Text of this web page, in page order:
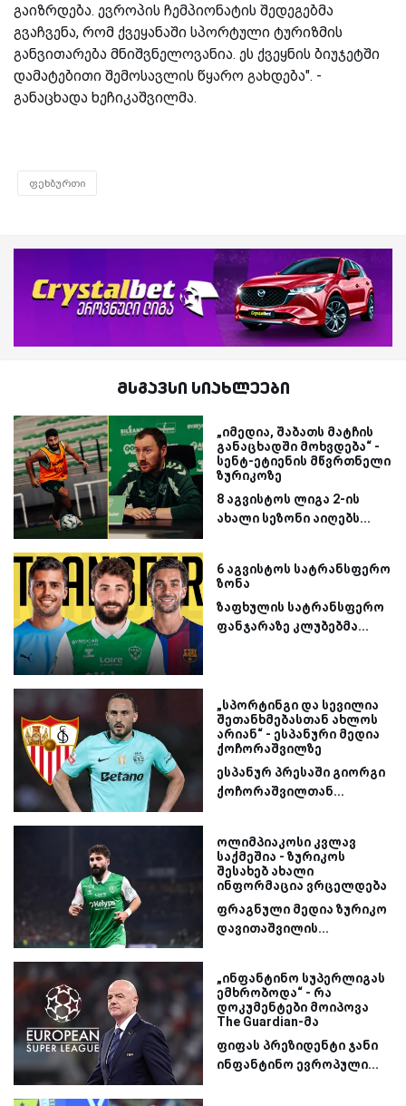
გაიზრდება. ევროპის ჩემპიონატის შედეგებმა
გვაჩვენა, რომ ქვეყანაში სპორტული ტურიზმის
განვითარება მნიშვნელოვანია. ეს ქვეყნის ბიუჯეტში
დამატებითი შემოსავლის წყარო გახდება". -
განაცხადა ხეჩიკაშვილმა.
ფეხბურთი
მსგავსი სიახლეები
„იმედია, შაბათს მატჩის
განაცხადში მოხვდება“ -
სენტ-ეტიენის მწვრთნელი
ზურიკოზე
8 აგვისტოს ლიგა 2-ის
ახალი სეზონი აიღებს...
6 აგვისტოს სატრანსფერო
ზონა
ზაფხულის სატრანსფერო
ფანჯარაზე კლუბებმა...
„სპორტინგი და სევილია
შეთანხმებასთან ახლოს
არიან“ - ესპანური მედია
ქოჩორაშვილზე
ესპანურ პრესაში გიორგი
ქოჩორაშვილთან...
ოლიმპიაკოსი კვლავ
საქმეშია - ზურიკოს
შესახებ ახალი
ინფორმაცია ვრცელდება
ფრაგნული მედია ზურიკო
დავითაშვილის...
„ინფანტინო სუპერლიგას
ემხრობოდა“ - რა
დოკუმენტები მოიპოვა
The Guardian-მა
ფიფას პრეზიდენტი ჯანი
ინფანტინო ევროპული...